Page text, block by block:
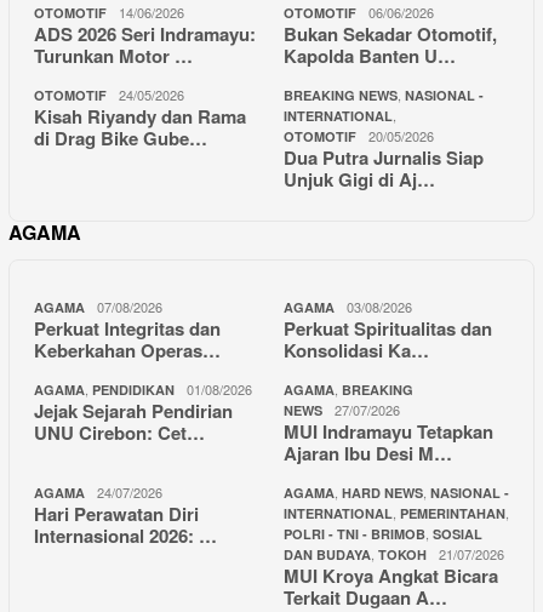
OTOMOTIF 14/06/2026
ADS 2026 Seri Indramayu:
Turunkan Motor …
OTOMOTIF 06/06/2026
Bukan Sekadar Otomotif,
Kapolda Banten U…
OTOMOTIF 24/05/2026
Kisah Riyandy dan Rama
di Drag Bike Gube…
BREAKING NEWS NASIONAL -
INTERNATIONAL
OTOMOTIF 20/05/2026
Dua Putra Jurnalis Siap
Unjuk Gigi di Aj…
AGAMA
AGAMA 07/08/2026
Perkuat Integritas dan
Keberkahan Operas…
AGAMA 03/08/2026
Perkuat Spiritualitas dan
Konsolidasi Ka…
AGAMA PENDIDIKAN 01/08/2026
Jejak Sejarah Pendirian
UNU Cirebon: Cet…
AGAMA BREAKING
NEWS
27/07/2026
MUI Indramayu Tetapkan
Ajaran Ibu Desi M…
AGAMA 24/07/2026
Hari Perawatan Diri
Internasional 2026: …
AGAMA HARD NEWS NASIONAL -
INTERNATIONAL PEMERINTAHAN
POLRI - TNI - BRIMOB SOSIAL
DAN BUDAYA TOKOH 21/07/2026
MUI Kroya Angkat Bicara
Terkait Dugaan A…